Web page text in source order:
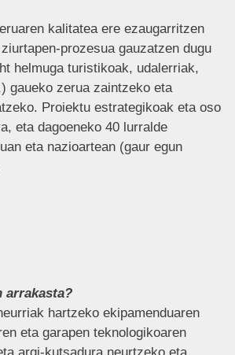
kalitatea ere ezaugarritzen
prozesua gauzatzen dugu
helmuga turistikoak, udalerriak,
gaueko zerua zaintzeko eta
Proiektu estrategikoak eta oso
eta dagoeneko 40 lurralde
eta nazioartean (gaur egun
arrakasta?
hartzeko ekipamenduaren
eta garapen teknologikoaren